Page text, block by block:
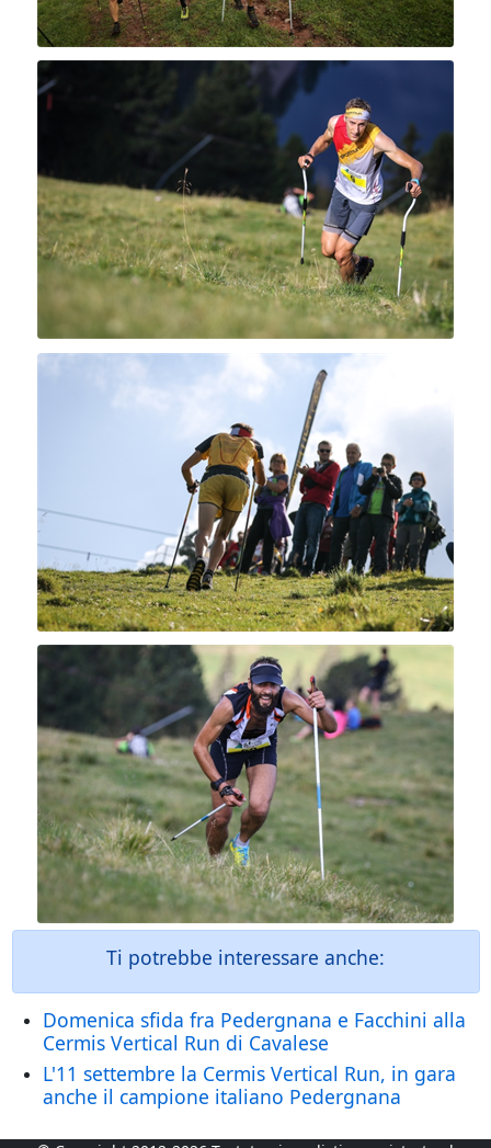
Ti potrebbe interessare anche:
Domenica sfida fra Pedergnana e Facchini alla
Cermis Vertical Run di Cavalese
L'11 settembre la Cermis Vertical Run, in gara
anche il campione italiano Pedergnana